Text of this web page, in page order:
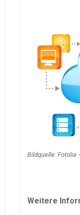
Bildquelle: Fotolia
Weitere